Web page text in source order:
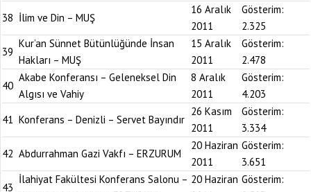
38 İlim ve Din – MUŞ
16 Aralık
2011
Gösterim:
2.325
39
Kur’an Sünnet Bütünlüğünde İnsan
Hakları – MUŞ
15 Aralık
2011
Gösterim:
2.478
40
Akabe Konferansı – Geleneksel Din
Algısı ve Vahiy
8 Aralık
2011
Gösterim:
4.203
41 Konferans – Denizli – Servet Bayındır
26 Kasım
2011
Gösterim:
3.334
42 Abdurrahman Gazi Vakfı – ERZURUM
20 Haziran
2011
Gösterim:
3.651
43
İlahiyat Fakültesi Konferans Salonu – 20 Haziran Gösterim: